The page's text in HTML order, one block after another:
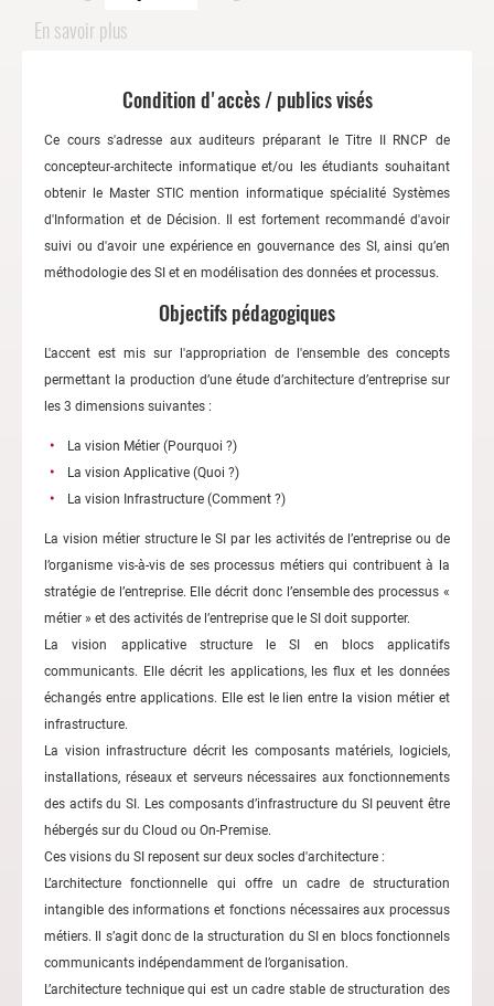
En savoir plus
Condition d'accès / publics visés
Ce cours s'adresse aux auditeurs préparant le Titre II RNCP de
concepteur-architecte informatique et/ou les étudiants souhaitant
obtenir le Master STIC mention informatique spécialité Systèmes
d'Information et de Décision. Il est fortement recommandé d'avoir
suivi ou d'avoir une expérience en gouvernance des SI, ainsi qu’en
méthodologie des SI et en modélisation des données et processus.
Objectifs pédagogiques
L'accent est mis sur l'appropriation de l'ensemble des concepts
permettant la production d’une étude d’architecture d’entreprise sur
les 3 dimensions suivantes :
La vision Métier (Pourquoi ?)
La vision Applicative (Quoi ?)
La vision Infrastructure (Comment ?)
La vision métier structure le SI par les activités de l’entreprise ou de
l’organisme vis-à-vis de ses processus métiers qui contribuent à la
stratégie de l’entreprise. Elle décrit donc l’ensemble des processus «
métier » et des activités de l’entreprise que le SI doit supporter.
La vision applicative structure le SI en blocs applicatifs
communicants. Elle décrit les applications, les flux et les données
échangés entre applications. Elle est le lien entre la vision métier et
infrastructure.
La vision infrastructure décrit les composants matériels, logiciels,
installations, réseaux et serveurs nécessaires aux fonctionnements
des actifs du SI. Les composants d’infrastructure du SI peuvent être
hébergés sur du Cloud ou On-Premise.
Ces visions du SI reposent sur deux socles d'architecture :
L’architecture fonctionnelle qui offre un cadre de structuration
intangible des informations et fonctions nécessaires aux processus
métiers. Il s’agit donc de la structuration du SI en blocs fonctionnels
communicants indépendamment de l’organisation.
L’architecture technique qui est un cadre stable de structuration des